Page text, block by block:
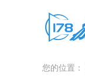
您的位置：